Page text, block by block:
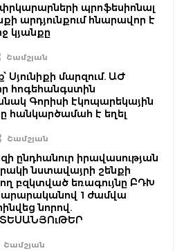
պրոֆեսիոնալ
արդյունքում հնարավոր է
կյանքը
Շամշյան
մարզում. ԱԺ
հոգեհանգստին
Գորիսի էկոպարեկային
հանկարծամահ է եղել
Շամշյան
ընդհանուր իրավասության
նստավայրի շենքի
բզկտված եռագույնը ԲԴԽ
1 ժամվա
նորով.
Շամշյան